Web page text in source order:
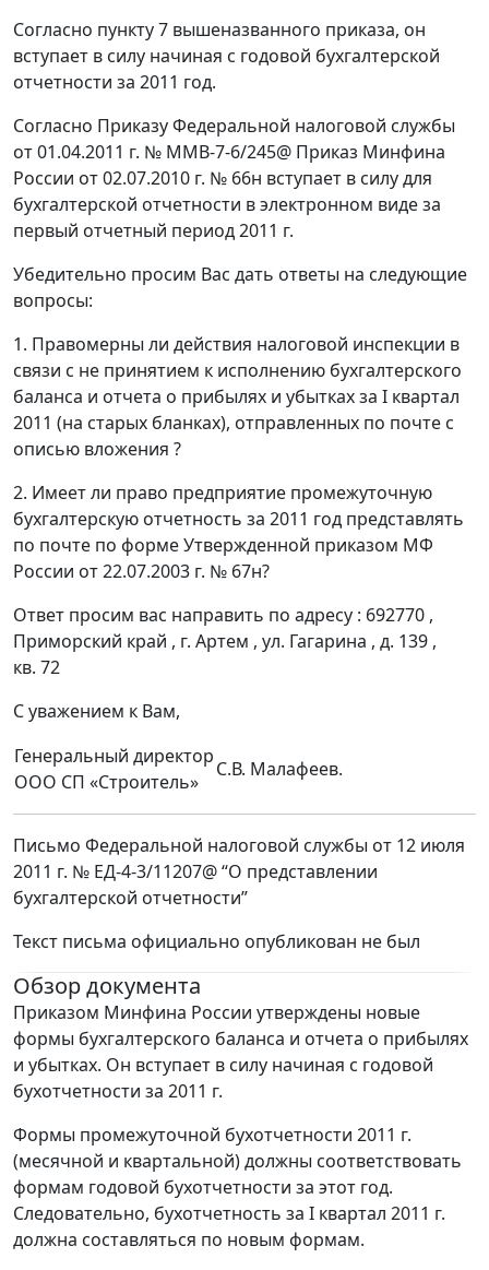
Согласно пункту 7 вышеназванного приказа, он
вступает в силу начиная с годовой бухгалтерской
отчетности за 2011 год.
Согласно Приказу Федеральной налоговой службы
от 01.04.2011 г. № ММВ-7-6/245@ Приказ Минфина
России от 02.07.2010 г. № 66н вступает в силу для
бухгалтерской отчетности в электронном виде за
первый отчетный период 2011 г.
Убедительно просим Вас дать ответы на следующие
вопросы:
1. Правомерны ли действия налоговой инспекции в
связи с не принятием к исполнению бухгалтерского
баланса и отчета о прибылях и убытках за I квартал
2011 (на старых бланках), отправленных по почте с
описью вложения ?
2. Имеет ли право предприятие промежуточную
бухгалтерскую отчетность за 2011 год представлять
по почте по форме Утвержденной приказом МФ
России от 22.07.2003 г. № 67н?
Ответ просим вас направить по адресу : 692770 ,
Приморский край , г. Артем , ул. Гагарина , д. 139 ,
кв. 72
С уважением к Вам,
Генеральный директор
ООО СП «Строитель»
С.В. Малафеев.
Письмо Федеральной налоговой службы от 12 июля
2011 г. № ЕД-4-3/11207@ “О представлении
бухгалтерской отчетности”
Текст письма официально опубликован не был
Обзор документа
Приказом Минфина России утверждены новые
формы бухгалтерского баланса и отчета о прибылях
и убытках. Он вступает в силу начиная с годовой
бухотчетности за 2011 г.
Формы промежуточной бухотчетности 2011 г.
(месячной и квартальной) должны соответствовать
формам годовой бухотчетности за этот год.
Следовательно, бухотчетность за I квартал 2011 г.
должна составляться по новым формам.